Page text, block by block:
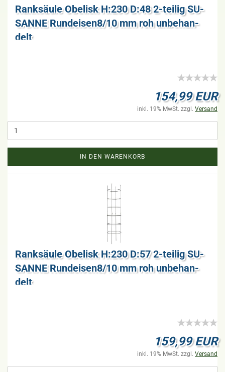
Rank­säu­le Obe­lisk H:230 D:48 2-​tei­lig SU­
SAN­NE Rundeisen8/10 mm roh un­be­han­
delt
154,99 EUR
inkl. 19% MwSt. zzgl. Versand
IN DEN WARENKORB
Rank­säu­le Obe­lisk H:230 D:57 2-​tei­lig SU­
SAN­NE Rundeisen8/10 mm roh un­be­han­
delt
159,99 EUR
inkl. 19% MwSt. zzgl. Versand